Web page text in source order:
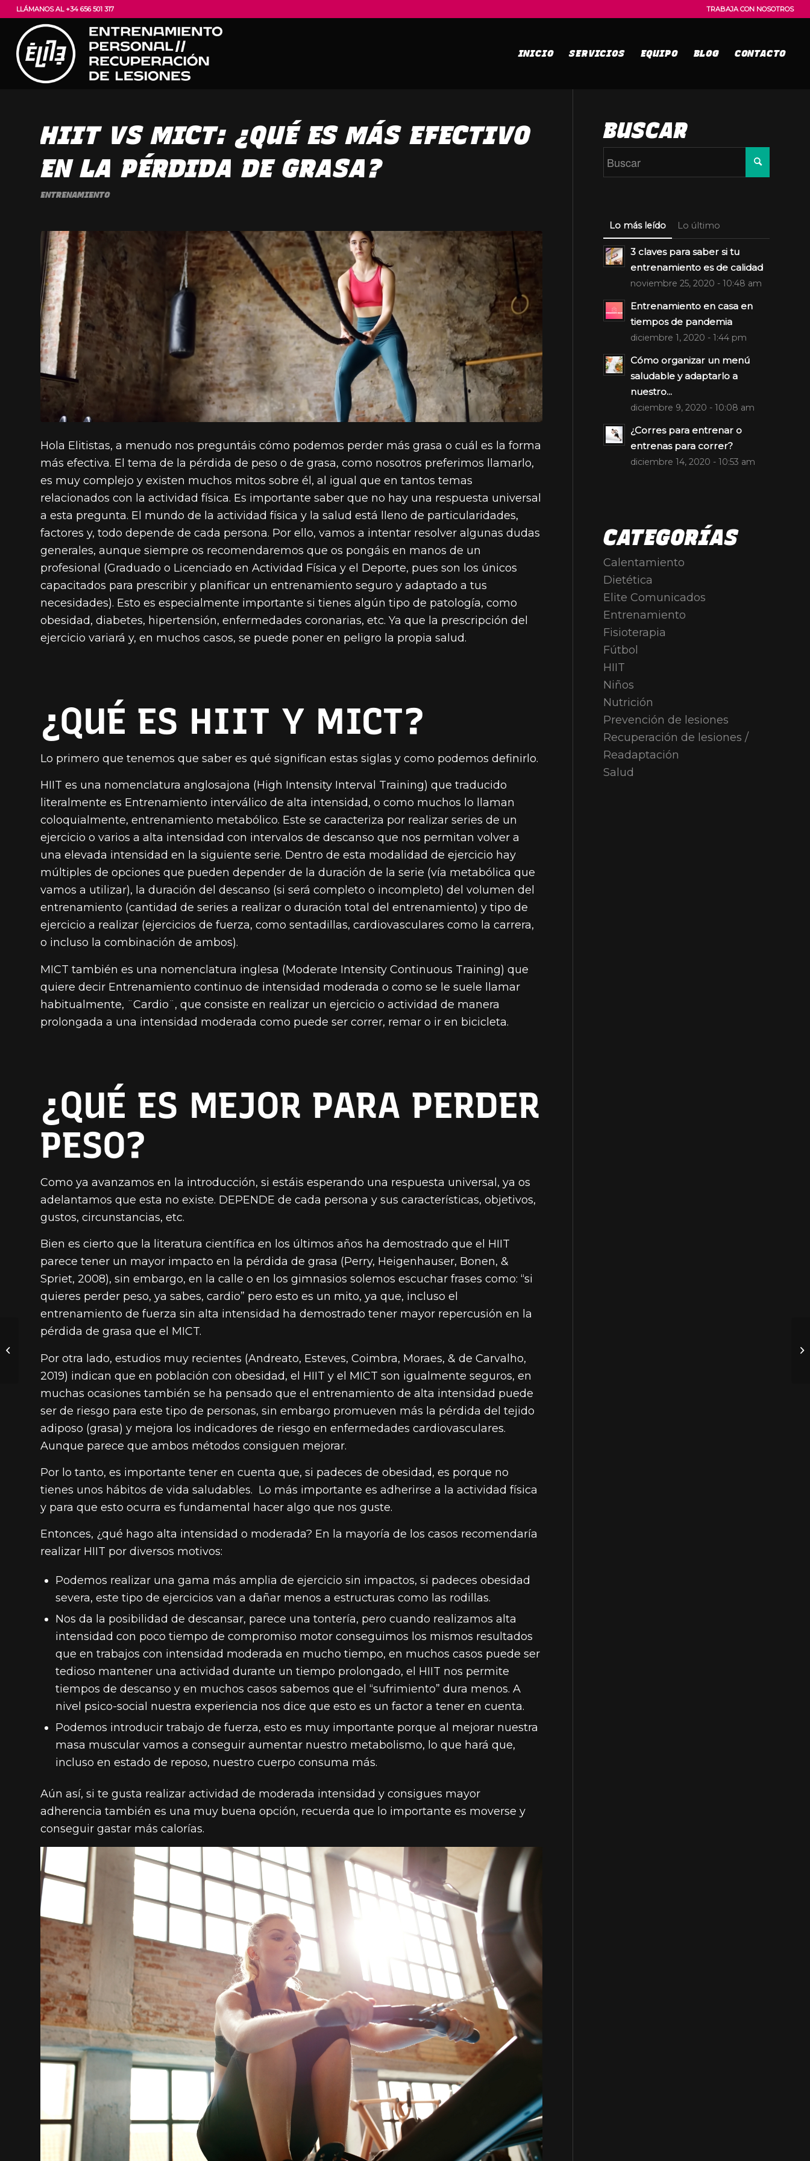
TRABAJA CON NOSOTROS
LLÁMANOS AL +34 656 501 317
INICIO SERVICIOS EQUIPO BLOG CONTACTO
HIIT VS MICT: ¿QUÉ ES MÁS EFECTIVO
EN LA PÉRDIDA DE GRASA?
ENTRENAMIENTO
Hola Elitistas, a menudo nos preguntáis cómo podemos perder más grasa o cuál es la forma
más efectiva. El tema de la pérdida de peso o de grasa, como nosotros preferimos llamarlo,
es muy complejo y existen muchos mitos sobre él, al igual que en tantos temas
relacionados con la actividad física. Es importante saber que no hay una respuesta universal
a esta pregunta. El mundo de la actividad física y la salud está lleno de particularidades,
factores y, todo depende de cada persona. Por ello, vamos a intentar resolver algunas dudas
generales, aunque siempre os recomendaremos que os pongáis en manos de un
profesional (Graduado o Licenciado en Actividad Física y el Deporte, pues son los únicos
capacitados para prescribir y planificar un entrenamiento seguro y adaptado a tus
necesidades). Esto es especialmente importante si tienes algún tipo de patología, como
obesidad, diabetes, hipertensión, enfermedades coronarias, etc. Ya que la prescripción del
ejercicio variará y, en muchos casos, se puede poner en peligro la propia salud.
¿QUÉ ES HIIT Y MICT?
Lo primero que tenemos que saber es qué significan estas siglas y como podemos definirlo.
HIIT es una nomenclatura anglosajona (High Intensity Interval Training) que traducido
literalmente es Entrenamiento interválico de alta intensidad, o como muchos lo llaman
coloquialmente, entrenamiento metabólico. Este se caracteriza por realizar series de un
ejercicio o varios a alta intensidad con intervalos de descanso que nos permitan volver a
una elevada intensidad en la siguiente serie. Dentro de esta modalidad de ejercicio hay
múltiples de opciones que pueden depender de la duración de la serie (vía metabólica que
vamos a utilizar), la duración del descanso (si será completo o incompleto) del volumen del
entrenamiento (cantidad de series a realizar o duración total del entrenamiento) y tipo de
ejercicio a realizar (ejercicios de fuerza, como sentadillas, cardiovasculares como la carrera,
o incluso la combinación de ambos).
MICT también es una nomenclatura inglesa (Moderate Intensity Continuous Training) que
quiere decir Entrenamiento continuo de intensidad moderada o como se le suele llamar
habitualmente, ¨Cardio¨, que consiste en realizar un ejercicio o actividad de manera
prolongada a una intensidad moderada como puede ser correr, remar o ir en bicicleta.
¿QUÉ ES MEJOR PARA PERDER
PESO?
Como ya avanzamos en la introducción, si estáis esperando una respuesta universal, ya os
adelantamos que esta no existe. DEPENDE de cada persona y sus características, objetivos,
gustos, circunstancias, etc.
Bien es cierto que la literatura científica en los últimos años ha demostrado que el HIIT
parece tener un mayor impacto en la pérdida de grasa (Perry, Heigenhauser, Bonen, &
Spriet, 2008), sin embargo, en la calle o en los gimnasios solemos escuchar frases como: “si
quieres perder peso, ya sabes, cardio” pero esto es un mito, ya que, incluso el
entrenamiento de fuerza sin alta intensidad ha demostrado tener mayor repercusión en la
pérdida de grasa que el MICT.
Por otra lado, estudios muy recientes (Andreato, Esteves, Coimbra, Moraes, & de Carvalho,
2019) indican que en población con obesidad, el HIIT y el MICT son igualmente seguros, en
muchas ocasiones también se ha pensado que el entrenamiento de alta intensidad puede
ser de riesgo para este tipo de personas, sin embargo promueven más la pérdida del tejido
adiposo (grasa) y mejora los indicadores de riesgo en enfermedades cardiovasculares.
Aunque parece que ambos métodos consiguen mejorar.
Por lo tanto, es importante tener en cuenta que, si padeces de obesidad, es porque no
tienes unos hábitos de vida saludables. Lo más importante es adherirse a la actividad física
y para que esto ocurra es fundamental hacer algo que nos guste.
Entonces, ¿qué hago alta intensidad o moderada? En la mayoría de los casos recomendaría
realizar HIIT por diversos motivos:
Podemos realizar una gama más amplia de ejercicio sin impactos, si padeces obesidad
severa, este tipo de ejercicios van a dañar menos a estructuras como las rodillas.
Nos da la posibilidad de descansar, parece una tontería, pero cuando realizamos alta
intensidad con poco tiempo de compromiso motor conseguimos los mismos resultados
que en trabajos con intensidad moderada en mucho tiempo, en muchos casos puede ser
tedioso mantener una actividad durante un tiempo prolongado, el HIIT nos permite
tiempos de descanso y en muchos casos sabemos que el “sufrimiento” dura menos. A
nivel psico-social nuestra experiencia nos dice que esto es un factor a tener en cuenta.
Podemos introducir trabajo de fuerza, esto es muy importante porque al mejorar nuestra
masa muscular vamos a conseguir aumentar nuestro metabolismo, lo que hará que,
incluso en estado de reposo, nuestro cuerpo consuma más.
Aún así, si te gusta realizar actividad de moderada intensidad y consigues mayor
adherencia también es una muy buena opción, recuerda que lo importante es moverse y
conseguir gastar más calorías.
BUSCAR
Lo más leído Lo último
3 claves para saber si tu
entrenamiento es de calidad
noviembre 25, 2020 - 10:48 am
Entrenamiento en casa en
tiempos de pandemia
diciembre 1, 2020 - 1:44 pm
Cómo organizar un menú
saludable y adaptarlo a
nuestro...
diciembre 9, 2020 - 10:08 am
¿Corres para entrenar o
entrenas para correr?
diciembre 14, 2020 - 10:53 am
CATEGORÍAS
Calentamiento
Dietética
Elite Comunicados
Entrenamiento
Fisioterapia
Fútbol
HIIT
Niños
Nutrición
Prevención de lesiones
Recuperación de lesiones /
Readaptación
Salud
La versatilidad del
entrenamiento